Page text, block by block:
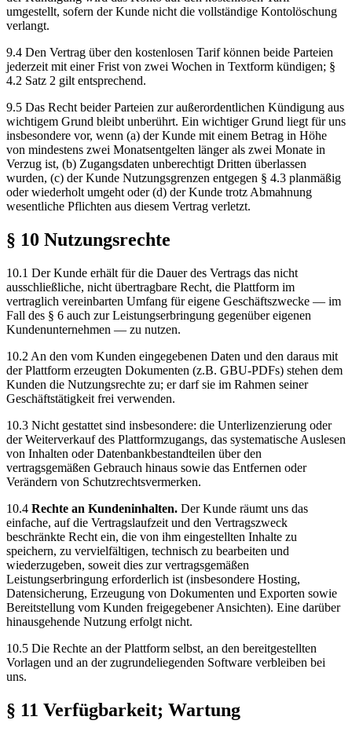
umgestellt, sofern der Kunde nicht die vollständige Kontolöschung
verlangt.
9.4 Den Vertrag über den kostenlosen Tarif können beide Parteien
jederzeit mit einer Frist von zwei Wochen in Textform kündigen; §
4.2 Satz 2 gilt entsprechend.
9.5 Das Recht beider Parteien zur außerordentlichen Kündigung aus
wichtigem Grund bleibt unberührt. Ein wichtiger Grund liegt für uns
insbesondere vor, wenn (a) der Kunde mit einem Betrag in Höhe
von mindestens zwei Monatsentgelten länger als zwei Monate in
Verzug ist, (b) Zugangsdaten unberechtigt Dritten überlassen
wurden, (c) der Kunde Nutzungsgrenzen entgegen § 4.3 planmäßig
oder wiederholt umgeht oder (d) der Kunde trotz Abmahnung
wesentliche Pflichten aus diesem Vertrag verletzt.
§ 10 Nutzungsrechte
10.1 Der Kunde erhält für die Dauer des Vertrags das nicht
ausschließliche, nicht übertragbare Recht, die Plattform im
vertraglich vereinbarten Umfang für eigene Geschäftszwecke — im
Fall des § 6 auch zur Leistungserbringung gegenüber eigenen
Kundenunternehmen — zu nutzen.
10.2 An den vom Kunden eingegebenen Daten und den daraus mit
der Plattform erzeugten Dokumenten (z.B. GBU-PDFs) stehen dem
Kunden die Nutzungsrechte zu; er darf sie im Rahmen seiner
Geschäftstätigkeit frei verwenden.
10.3 Nicht gestattet sind insbesondere: die Unterlizenzierung oder
der Weiterverkauf des Plattformzugangs, das systematische Auslesen
von Inhalten oder Datenbankbestandteilen über den
vertragsgemäßen Gebrauch hinaus sowie das Entfernen oder
Verändern von Schutzrechtsvermerken.
10.4 Rechte an Kundeninhalten. Der Kunde räumt uns das
einfache, auf die Vertragslaufzeit und den Vertragszweck
beschränkte Recht ein, die von ihm eingestellten Inhalte zu
speichern, zu vervielfältigen, technisch zu bearbeiten und
wiederzugeben, soweit dies zur vertragsgemäßen
Leistungserbringung erforderlich ist (insbesondere Hosting,
Datensicherung, Erzeugung von Dokumenten und Exporten sowie
Bereitstellung vom Kunden freigegebener Ansichten). Eine darüber
hinausgehende Nutzung erfolgt nicht.
10.5 Die Rechte an der Plattform selbst, an den bereitgestellten
Vorlagen und an der zugrundeliegenden Software verbleiben bei
uns.
§ 11 Verfügbarkeit; Wartung